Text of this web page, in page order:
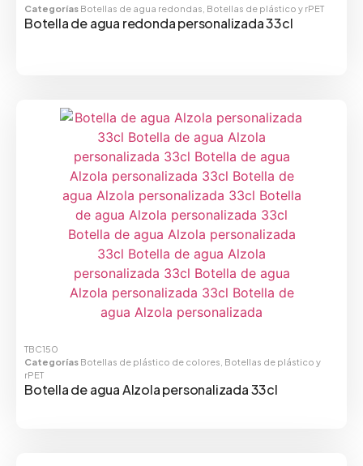
Categorías Botellas de agua redondas Botellas de plástico y rPET
Botella de agua redonda personalizada 33cl
TBC150
Categorías Botellas de plástico de colores Botellas de plástico y
rPET
Botella de agua Alzola personalizada 33cl